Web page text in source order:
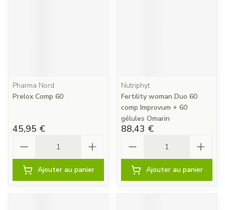
Pharma Nord
Prelox Comp 60
45,95 €
Ajouter au panier
Nutriphyt
Fertility woman Duo 60
comp Improvum + 60
gélules Omarin
88,43 €
Ajouter au panier